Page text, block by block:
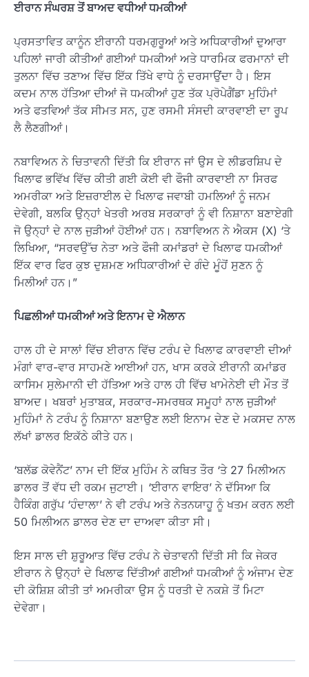
ਈਰਾਨ ਸੰਘਰਸ਼ ਤੋਂ ਬਾਅਦ ਵਧੀਆਂ ਧਮਕੀਆਂ
ਪ੍ਰਸਤਾਵਿਤ ਕਾਨੂੰਨ ਈਰਾਨੀ ਧਰਮਗੁਰੂਆਂ ਅਤੇ ਅਧਿਕਾਰੀਆਂ ਦੁਆਰਾ
ਪਹਿਲਾਂ ਜਾਰੀ ਕੀਤੀਆਂ ਗਈਆਂ ਧਮਕੀਆਂ ਅਤੇ ਧਾਰਮਿਕ ਫਰਮਾਨਾਂ ਦੀ
ਤੁਲਨਾ ਵਿੱਚ ਤਣਾਅ ਵਿੱਚ ਇੱਕ ਤਿੱਖੇ ਵਾਧੇ ਨੂੰ ਦਰਸਾਉਂਦਾ ਹੈ। ਇਸ
ਕਦਮ ਨਾਲ ਹੱਤਿਆ ਦੀਆਂ ਜੋ ਧਮਕੀਆਂ ਹੁਣ ਤੱਕ ਪ੍ਰੋਪੇਗੈਂਡਾ ਮੁਹਿੰਮਾਂ
ਅਤੇ ਫਤਵਿਆਂ ਤੱਕ ਸੀਮਤ ਸਨ, ਹੁਣ ਰਸਮੀ ਸੰਸਦੀ ਕਾਰਵਾਈ ਦਾ ਰੂਪ
ਲੈ ਲੈਣਗੀਆਂ।
ਨਬਾਵਿਅਨ ਨੇ ਚਿਤਾਵਨੀ ਦਿੱਤੀ ਕਿ ਈਰਾਨ ਜਾਂ ਉਸ ਦੇ ਲੀਡਰਸ਼ਿਪ ਦੇ
ਖਿਲਾਫ ਭਵਿੱਖ ਵਿੱਚ ਕੀਤੀ ਗਈ ਕੋਈ ਵੀ ਫੌਜੀ ਕਾਰਵਾਈ ਨਾ ਸਿਰਫ
ਅਮਰੀਕਾ ਅਤੇ ਇਜ਼ਰਾਈਲ ਦੇ ਖਿਲਾਫ ਜਵਾਬੀ ਹਮਲਿਆਂ ਨੂੰ ਜਨਮ
ਦੇਵੇਗੀ, ਬਲਕਿ ਉਨ੍ਹਾਂ ਖੇਤਰੀ ਅਰਬ ਸਰਕਾਰਾਂ ਨੂੰ ਵੀ ਨਿਸ਼ਾਨਾ ਬਣਾਏਗੀ
ਜੋ ਉਨ੍ਹਾਂ ਦੇ ਨਾਲ ਜੁੜੀਆਂ ਹੋਈਆਂ ਹਨ। ਨਬਾਵਿਅਨ ਨੇ ਐਕਸ (X) ‘ਤੇ
ਲਿਖਿਆ, “ਸਰਵਉੱਚ ਨੇਤਾ ਅਤੇ ਫੌਜੀ ਕਮਾਂਡਰਾਂ ਦੇ ਖਿਲਾਫ ਧਮਕੀਆਂ
ਇੱਕ ਵਾਰ ਫਿਰ ਕੁਝ ਦੁਸ਼ਮਣ ਅਧਿਕਾਰੀਆਂ ਦੇ ਗੰਦੇ ਮੂੰਹੋਂ ਸੁਣਨ ਨੂੰ
ਮਿਲੀਆਂ ਹਨ।”
ਪਿਛਲੀਆਂ ਧਮਕੀਆਂ ਅਤੇ ਇਨਾਮ ਦੇ ਐਲਾਨ
ਹਾਲ ਹੀ ਦੇ ਸਾਲਾਂ ਵਿੱਚ ਈਰਾਨ ਵਿੱਚ ਟਰੰਪ ਦੇ ਖਿਲਾਫ ਕਾਰਵਾਈ ਦੀਆਂ
ਮੰਗਾਂ ਵਾਰ-ਵਾਰ ਸਾਹਮਣੇ ਆਈਆਂ ਹਨ, ਖਾਸ ਕਰਕੇ ਈਰਾਨੀ ਕਮਾਂਡਰ
ਕਾਸਿਮ ਸੁਲੇਮਾਨੀ ਦੀ ਹੱਤਿਆ ਅਤੇ ਹਾਲ ਹੀ ਵਿੱਚ ਖਾਮੇਨੇਈ ਦੀ ਮੌਤ ਤੋਂ
ਬਾਅਦ। ਖਬਰਾਂ ਮੁਤਾਬਕ, ਸਰਕਾਰ-ਸਮਰਥਕ ਸਮੂਹਾਂ ਨਾਲ ਜੁੜੀਆਂ
ਮੁਹਿੰਮਾਂ ਨੇ ਟਰੰਪ ਨੂੰ ਨਿਸ਼ਾਨਾ ਬਣਾਉਣ ਲਈ ਇਨਾਮ ਦੇਣ ਦੇ ਮਕਸਦ ਨਾਲ
ਲੱਖਾਂ ਡਾਲਰ ਇਕੱਠੇ ਕੀਤੇ ਹਨ।
‘ਬਲੱਡ ਕੋਵੇਨੈਂਟ’ ਨਾਮ ਦੀ ਇੱਕ ਮੁਹਿੰਮ ਨੇ ਕਥਿਤ ਤੌਰ ‘ਤੇ 27 ਮਿਲੀਅਨ
ਡਾਲਰ ਤੋਂ ਵੱਧ ਦੀ ਰਕਮ ਜੁਟਾਈ। ‘ਈਰਾਨ ਵਾਇਰ’ ਨੇ ਦੱਸਿਆ ਕਿ
ਹੈਕਿੰਗ ਗਰੁੱਪ ‘ਹੰਦਾਲਾ’ ਨੇ ਵੀ ਟਰੰਪ ਅਤੇ ਨੇਤਨਯਾਹੂ ਨੂੰ ਖਤਮ ਕਰਨ ਲਈ
50 ਮਿਲੀਅਨ ਡਾਲਰ ਦੇਣ ਦਾ ਦਾਅਵਾ ਕੀਤਾ ਸੀ।
ਇਸ ਸਾਲ ਦੀ ਸ਼ੁਰੂਆਤ ਵਿੱਚ ਟਰੰਪ ਨੇ ਚੇਤਾਵਨੀ ਦਿੱਤੀ ਸੀ ਕਿ ਜੇਕਰ
ਈਰਾਨ ਨੇ ਉਨ੍ਹਾਂ ਦੇ ਖਿਲਾਫ ਦਿੱਤੀਆਂ ਗਈਆਂ ਧਮਕੀਆਂ ਨੂੰ ਅੰਜਾਮ ਦੇਣ
ਦੀ ਕੋਸ਼ਿਸ਼ ਕੀਤੀ ਤਾਂ ਅਮਰੀਕਾ ਉਸ ਨੂੰ ਧਰਤੀ ਦੇ ਨਕਸ਼ੇ ਤੋਂ ਮਿਟਾ
ਦੇਵੇਗਾ।